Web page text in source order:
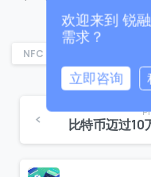
NFC
首次进入页面
欢迎来到 锐
需求？
立即咨询